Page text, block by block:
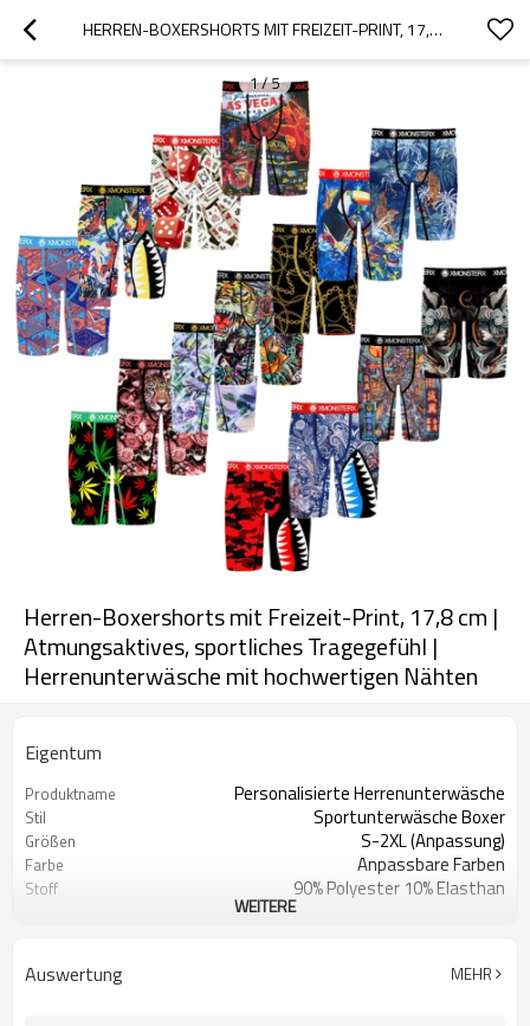
HERREN-BOXERSHORTS MIT FREIZEIT-PRINT, 17,8 CM | ATMUNGSAKTIVES, SPORTLICHES TRAGEGEFÜHL | HERRENUNTERWÄSCHE MIT HOCHWERTIGEN NÄHTEN
1/5
Herren-Boxershorts mit Freizeit-Print, 17,8 cm |
Atmungsaktives, sportliches Tragegefühl |
Herrenunterwäsche mit hochwertigen Nähten
Eigentum
Produktname Personalisierte Herrenunterwäsche
Stil Sportunterwäsche Boxer
Größen S-2XL (Anpassung)
Farbe Anpassbare Farben
Stoff 90% Polyester 10% Elasthan
WEITERE
Auswertung MEHR